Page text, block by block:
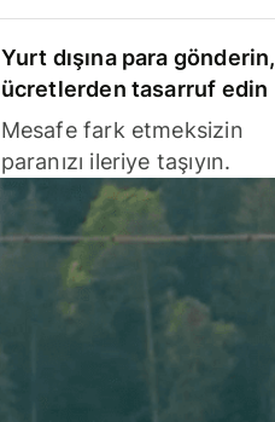
Yurt dışına para gönderin,
ücretlerden tasarruf edin
Mesafe fark etmeksizin
paranızı ileriye taşıyın.